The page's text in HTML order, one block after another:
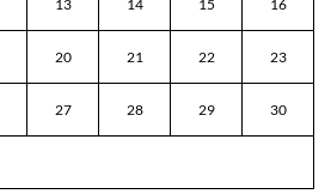
13 14 15 16
20 21 22 23
27 28 29 30